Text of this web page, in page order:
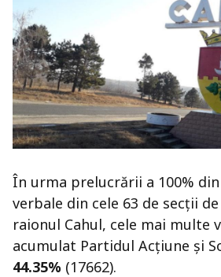
În urma prelucrării a 100%
verbale din cele 63 de secții
raionul Cahul, cele mai multe
acumulat Partidul Acțiune și
44.35% (17662).